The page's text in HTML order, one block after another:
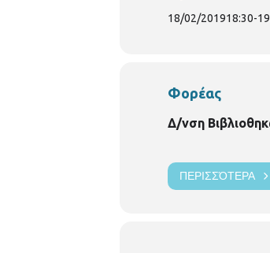
18/02/201918:30-
Φορέας
Δ/νση
ΠΕΡΙΣΣΌΤΕΡΑ